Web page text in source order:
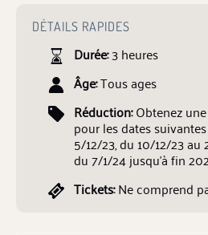
DÉTAILS RAPIDES
Durée:3 heures
Âge:Tous ages
Réduction:Obtenez
pour les dates
5/12/23, du 10/12/23 au
du 7/1/24 jusqu'à fin
Tickets:Ne comprend